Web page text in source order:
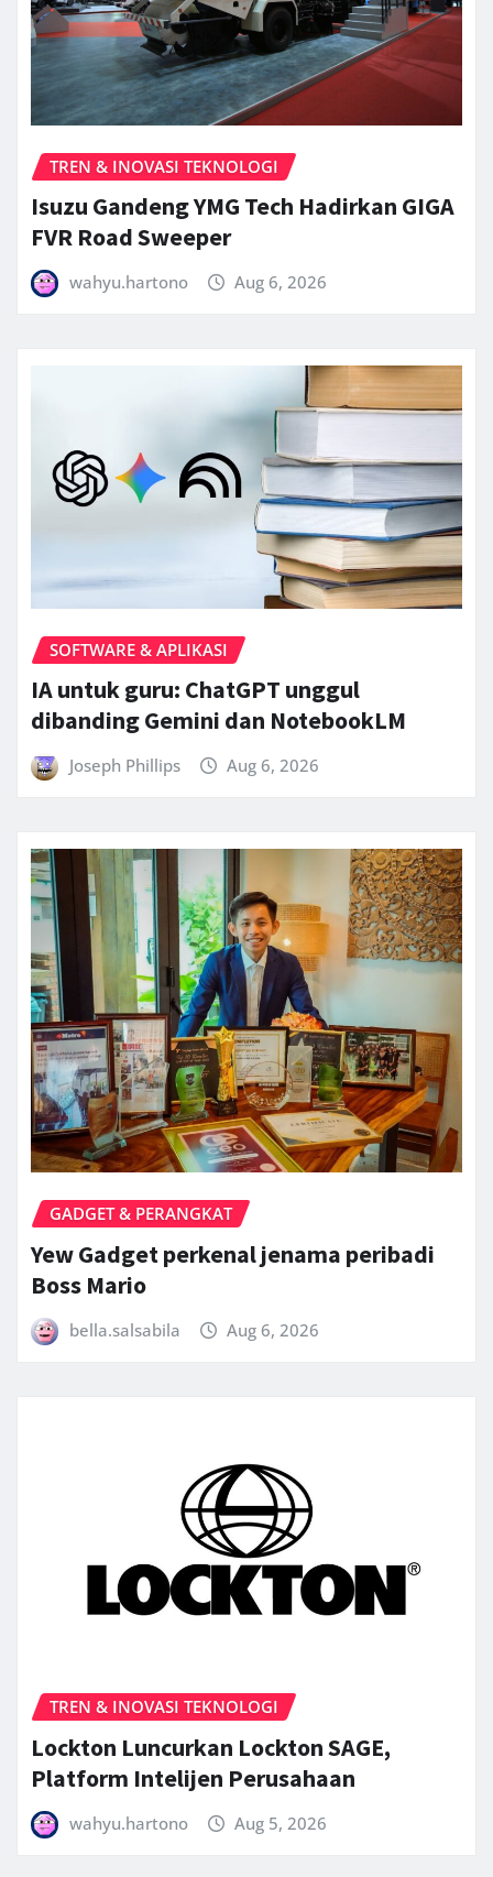
TREN & INOVASI TEKNOLOGI
Isuzu Gandeng YMG Tech Hadirkan GIGA
FVR Road Sweeper
wahyu.hartono Aug 6, 2026
SOFTWARE & APLIKASI
IA untuk guru: ChatGPT unggul
dibanding Gemini dan NotebookLM
Joseph Phillips Aug 6, 2026
GADGET & PERANGKAT
Yew Gadget perkenal jenama peribadi
Boss Mario
bella.salsabila Aug 6, 2026
TREN & INOVASI TEKNOLOGI
Lockton Luncurkan Lockton SAGE,
Platform Intelijen Perusahaan
wahyu.hartono Aug 5, 2026